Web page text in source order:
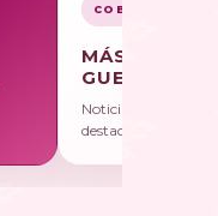
COBERTURA
MÁS SOBRE
Noticias, galerías y
destacadas.